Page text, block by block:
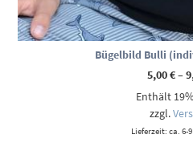
Bügelbild Bulli
5,00€–
Enthält
zzgl.
Lieferzeit: ca. 6-